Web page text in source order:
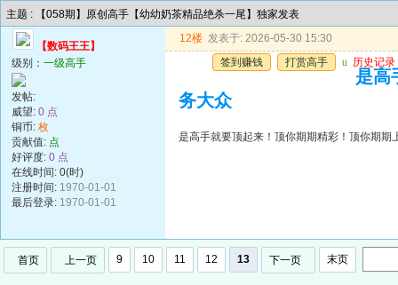
主题 : 【058期】原创高手【幼幼奶茶精品绝杀一尾】独家发表
【数码王王】
级别： 一级高手
发帖:
威望: 0 点
铜币: 枚
贡献值: 点
好评度: 0 点
在线时间: 0(时)
注册时间: 1970-01-01
最后登录: 1970-01-01
12楼 发表于: 2026-05-30 15:30
签到赚钱
打赏高手 u 历史记录
是高
务大众
是高手就要顶起来！顶你期期精彩！顶你期期
首页 上一页 9 10 11 12 13 下一页 末页